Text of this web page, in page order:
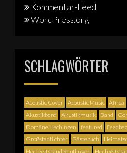
Kommentar-Feed
WordPress.org
SCHLAGWÖRTER
Acoustic Cover Acoustic Music Africa
Akustikband
Akustikmusik Band
Domäne Hechingen
featured
Großstadtlichter
Gästebuch
Hochzeitsband Reutlingen